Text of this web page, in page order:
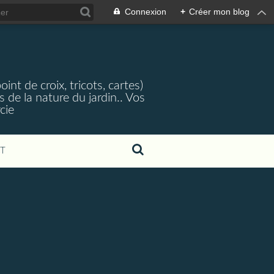
Connexion + Créer mon blog
de croix, tricots, cartes)
de la nature du jardin.. Vos